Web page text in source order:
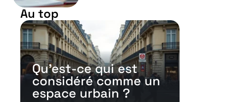
Au top
Qu’est-ce qui est
considéré comme un
espace urbain ?